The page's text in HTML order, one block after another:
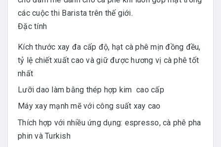
các cuộc thi Barista trên thế giới.
Đặc tính
Kích thước xay đa cấp độ, hạt cà phê mịn đồng đều,
tỷ lệ chiết xuất cao và giữ được hương vị cà phê tốt
nhất
Lưỡi dao làm bằng thép hợp kim cao cấp
Máy xay mạnh mẽ với công suất xay cao
Thích hợp với nhiều ứng dụng: espresso, cà phê pha
phin và Turkish